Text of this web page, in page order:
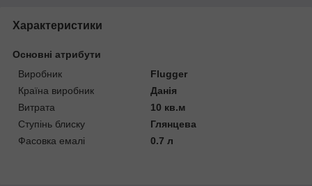
Характеристики
Основні атрибути
Виробник
Flugger
Країна виробник
Данія
Витрата
10 кв.м
Ступінь блиску
Глянцева
Фасовка емалі
0.7 л